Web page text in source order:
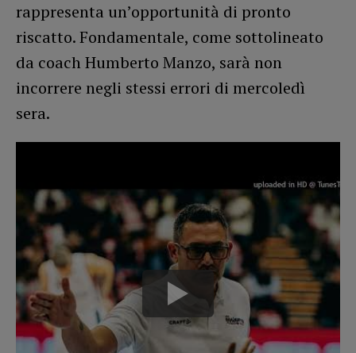
rappresenta un’opportunità di pronto
riscatto. Fondamentale, come sottolineato
da coach Humberto Manzo, sarà non
incorrere negli stessi errori di mercoledì
sera.